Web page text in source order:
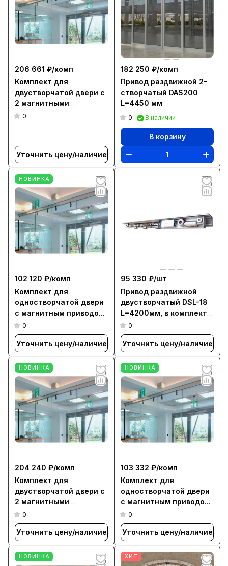
206 661 ₽/комп
Комплект для
двустворчатой двери с
2 магнитными
приводами L=1015 мм,
0
Уточнить цену/наличие
182 250 ₽/комп
Привод раздвижной 2-
створчатый DAS200
L=4450 мм
0 В наличии
В корзину
НОВИНКА
102 120 ₽/комп
Комплект для
одностворчатой двери
c магнитным приводом
L=810 мм, для створки
800-1000 мм (MBK)
0
Уточнить цену/наличие
95 330 ₽/шт
Привод раздвижной
двустворчатый DSL-18
L=4200мм, в комплекте
с переключателем
режимов
0
Уточнить цену/наличие
НОВИНКА
204 240 ₽/комп
Комплект для
двустворчатой двери с
2 магнитными
приводами L=810 мм,
для створки 800-1000
мм (MBK)
0
Уточнить цену/наличие
НОВИНКА
103 332 ₽/комп
Комплект для
одностворчатой двери
c магнитным приводом
L=1015 мм, для створки
1000-1200 мм (MBK)
0
Уточнить цену/наличие
НОВИНКА ХИТ